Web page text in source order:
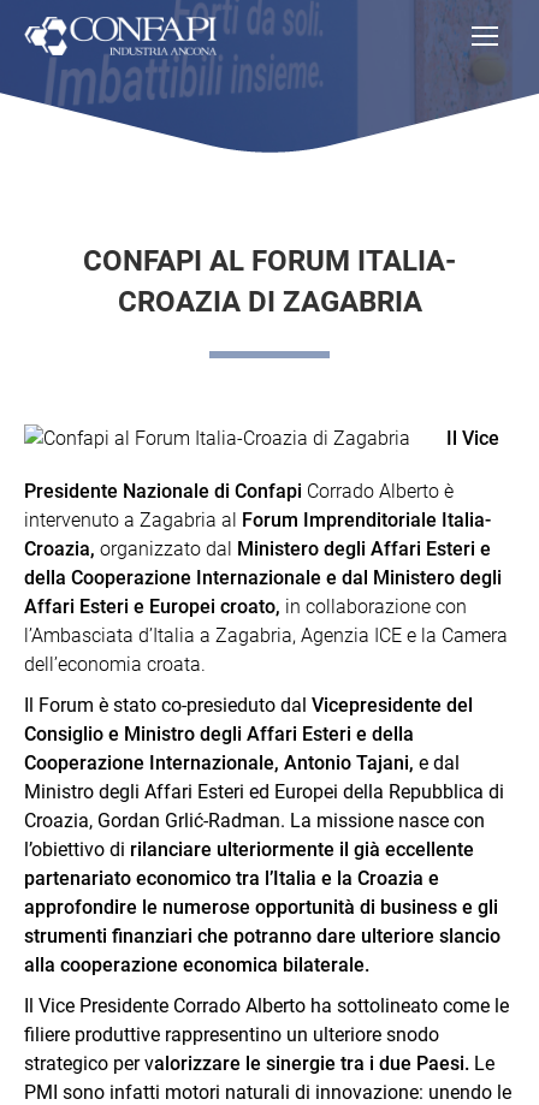
CONFAPI AL FORUM ITALIA-
CROAZIA DI ZAGABRIA
Il Vice
Presidente Nazionale di Confapi Corrado Alberto è
intervenuto a Zagabria al Forum Imprenditoriale Italia-
Croazia, organizzato dal Ministero degli Affari Esteri e
della Cooperazione Internazionale e dal Ministero degli
Affari Esteri e Europei croato, in collaborazione con
l’Ambasciata d’Italia a Zagabria, Agenzia ICE e la Camera
dell’economia croata.
Il Forum è stato co-presieduto dal Vicepresidente del
Consiglio e Ministro degli Affari Esteri e della
Cooperazione Internazionale, Antonio Tajani, e dal
Ministro degli Affari Esteri ed Europei della Repubblica di
Croazia, Gordan Grlić-Radman. La missione nasce con
l’obiettivo di rilanciare ulteriormente il già eccellente
partenariato economico tra l’Italia e la Croazia e
approfondire le numerose opportunità di business e gli
strumenti finanziari che potranno dare ulteriore slancio
alla cooperazione economica bilaterale.
Il Vice Presidente Corrado Alberto ha sottolineato come le
filiere produttive rappresentino un ulteriore snodo
strategico per valorizzare le sinergie tra i due Paesi. Le
PMI sono infatti motori naturali di innovazione: unendo le